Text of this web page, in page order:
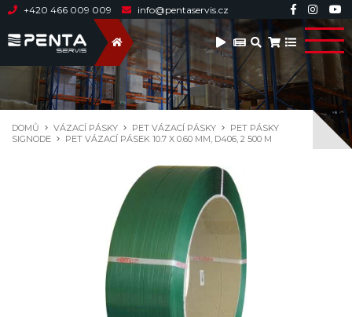
+420 466 009 009 info@pentaservis.cz
DOMŮ VÁZACÍ PÁSKY PET VÁZACÍ PÁSKY
PET PÁSKY
SIGNODE
PET VÁZACÍ PÁSEK 10.7 X 0.60 MM, D406, 2 500 M